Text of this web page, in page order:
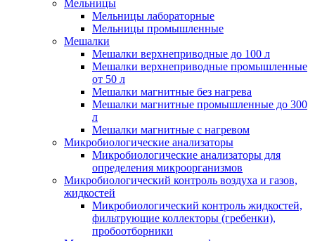
Мельницы
Мельницы лабораторные
Мельницы промышленные
Мешалки
Мешалки верхнеприводные до 100 л
Мешалки верхнеприводные промышленные
от 50 л
Мешалки магнитные без нагрева
Мешалки магнитные промышленные до 300
л
Мешалки магнитные с нагревом
Микробиологические анализаторы
Микробиологические анализаторы для
определения микроорганизмов
Микробиологический контроль воздуха и газов,
жидкостей
Микробиологический контроль жидкостей,
фильтрующие коллекторы (гребенки),
пробоотборники